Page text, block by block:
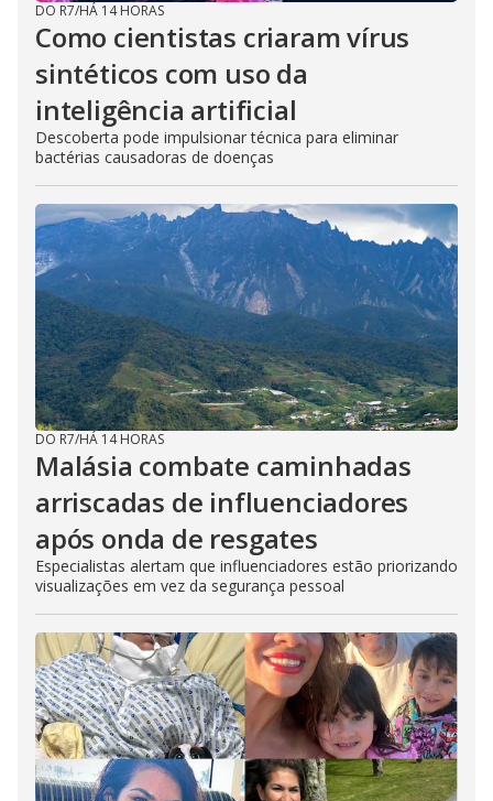
DO R7/HÁ 14 HORAS
Como cientistas criaram vírus
sintéticos com uso da
inteligência artificial
Descoberta pode impulsionar técnica para eliminar
bactérias causadoras de doenças
DO R7/HÁ 14 HORAS
Malásia combate caminhadas
arriscadas de influenciadores
após onda de resgates
Especialistas alertam que influenciadores estão priorizando
visualizações em vez da segurança pessoal